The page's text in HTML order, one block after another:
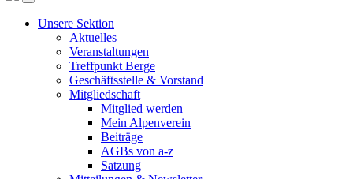
Unsere Sektion
Aktuelles
Veranstaltungen
Treffpunkt Berge
Geschäftsstelle & Vorstand
Mitgliedschaft
Mitglied werden
Mein Alpenverein
Beiträge
AGBs von a-z
Satzung